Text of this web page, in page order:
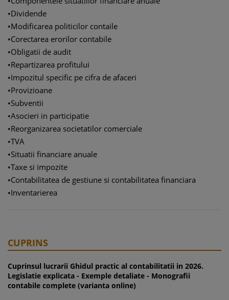
•Dividende
•Modificarea politicilor contaile
•Corectarea erorilor contabile
•Obligatii de audit
•Repartizarea profitului
•Impozitul specific pe cifra de afaceri
•Provizioane
•Subventii
•Asocieri in participatie
•Reorganizarea societatilor comerciale
•TVA
•Situatii financiare anuale
•Taxe si impozite
•Contabilitatea de gestiune si contabilitatea financiara
•Inventarierea
CUPRINS
Cuprinsul lucrarii Ghidul practic al contabilitatii in 2026.
Legislatie explicata - Exemple detaliate - Monografii
contabile complete (varianta online)